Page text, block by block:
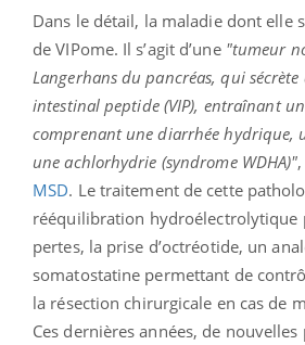
Dans le détail, la maladie dont elle
de VIPome. Il s’agit d’une "tumeur
Langerhans du pancréas, qui sécrète
intestinal peptide (VIP), entraînant
comprenant une diarrhée hydrique,
une achlorhydrie (syndrome WDHA)"
MSD. Le traitement de cette
rééquilibration hydroélectrolytique
pertes, la prise d’octréotide, un
somatostatine permettant de
la résection chirurgicale en cas de
Ces dernières années, de nouvelles